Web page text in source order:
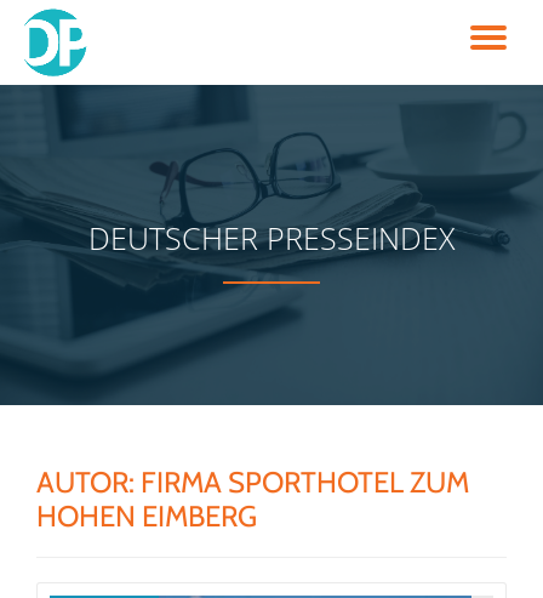
Skip
to
DEUTSCHER PRESSEINDEX
AUTOR: FIRMA SPORTHOTEL ZUM
HOHEN EIMBERG